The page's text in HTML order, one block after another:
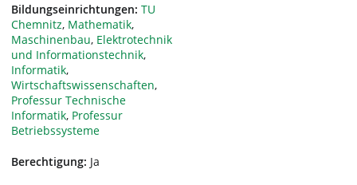
Bildungseinrichtungen: TU
Chemnitz, Mathematik,
Maschinenbau, Elektrotechnik
und Informationstechnik,
Informatik,
Wirtschaftswissenschaften,
Professur Technische
Informatik, Professur
Betriebssysteme
Berechtigung: Ja